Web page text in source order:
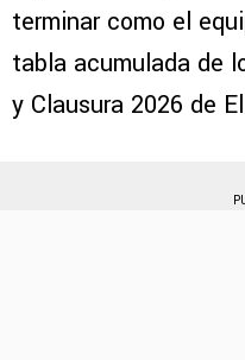
terminar como el
tabla acumulada de
y Clausura 2026 de